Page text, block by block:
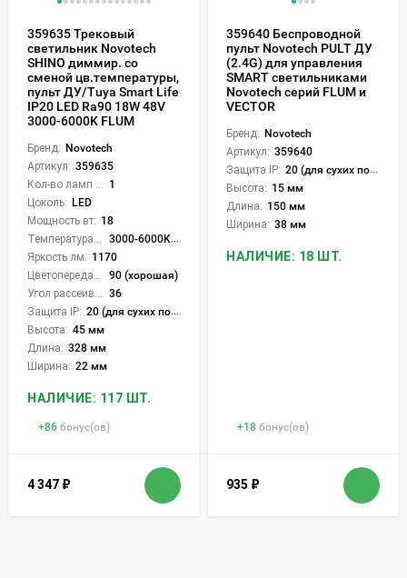
359635 Трековый
светильник Novotech
SHINO диммир. со
сменой цв.температуры,
пульт ДУ/Tuya Smart Life
IP20 LED Ra90 18W 48V
3000-6000K FLUM
Бренд: Novotech
Артикул: 359635
1
Цоколь: LED
Мощность вт: 18
3000-6000K (плавная рег.)
Яркость лм: 1170
90 (хорошая)
36
Защита IP: 20 (для сухих пом.)
Высота: 45 мм
Длина: 328 мм
Ширина: 22 мм
НАЛИЧИЕ: 117 ШТ.
+86 бонус(ов)
4 347 ₽
359640 Беспроводной
пульт Novotech PULT ДУ
(2.4G) для управления
SMART светильниками
Novotech серий FLUM и
VECTOR
Бренд: Novotech
Артикул: 359640
Защита IP: 20 (для сухих пом.)
Высота: 15 мм
Длина: 150 мм
Ширина: 38 мм
НАЛИЧИЕ: 18 ШТ.
+18 бонус(ов)
935 ₽